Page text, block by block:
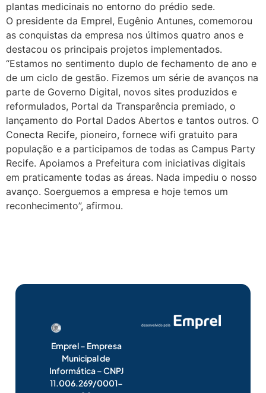
plantas medicinais no entorno do prédio sede.
O presidente da Emprel, Eugênio Antunes, comemorou
as conquistas da empresa nos últimos quatro anos e
destacou os principais projetos implementados.
“Estamos no sentimento duplo de fechamento de ano e
de um ciclo de gestão. Fizemos um série de avanços na
parte de Governo Digital, novos sites produzidos e
reformulados, Portal da Transparência premiado, o
lançamento do Portal Dados Abertos e tantos outros. O
Conecta Recife, pioneiro, fornece wifi gratuito para
população e a participamos de todas as Campus Party
Recife. Apoiamos a Prefeitura com iniciativas digitais
em praticamente todas as áreas. Nada impediu o nosso
avanço. Soerguemos a empresa e hoje temos um
reconhecimento”, afirmou.
Emprel – Empresa
Municipal de
Informática – CNPJ
11.006.269/0001-